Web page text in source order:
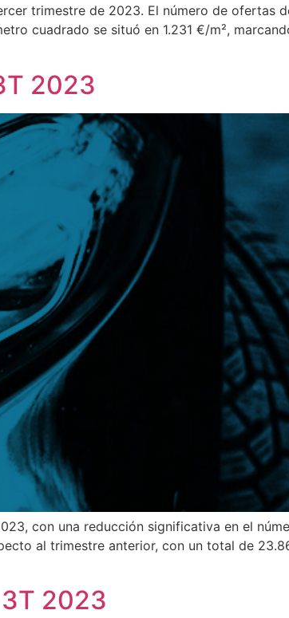
trimestre de 2023. El número de ofertas
cuadrado se situó en 1.231 €/m²,
2023
con una reducción significativa en el
al trimestre anterior, con un total de
2023